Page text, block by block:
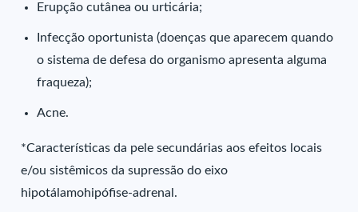
Erupção cutânea ou urticária;
Infecção oportunista (doenças que aparecem quando
o sistema de defesa do organismo apresenta alguma
fraqueza);
Acne.
*Características da pele secundárias aos efeitos locais
e/ou sistêmicos da supressão do eixo
hipotálamohipófise-adrenal.